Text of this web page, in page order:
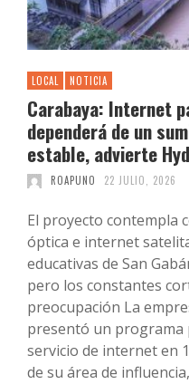
LOCAL NOTICIA
Carabaya: Internet
dependerá de un
estable, advierte
ROAPUNO 22 JULIO, 2026
El proyecto contempla
óptica e internet
educativas de San
pero los constantes
preocupación La
presentó un programa
servicio de internet en
de su área de